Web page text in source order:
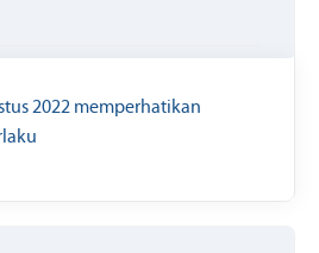
2022 memperhatikan